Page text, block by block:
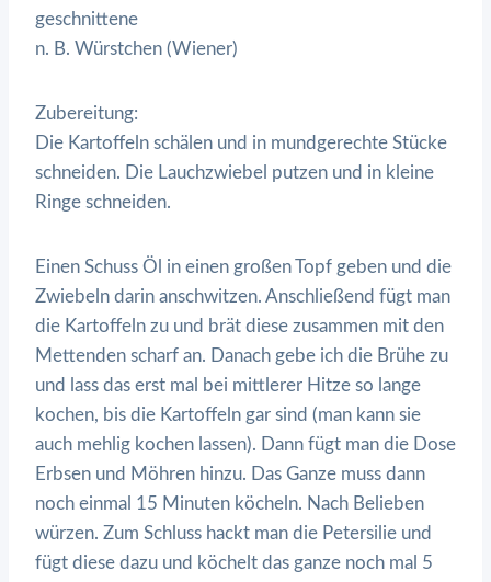
geschnittene
n. B. Würstchen (Wiener)
Zubereitung:
Die Kartoffeln schälen und in mundgerechte Stücke
schneiden. Die Lauchzwiebel putzen und in kleine
Ringe schneiden.
Einen Schuss Öl in einen großen Topf geben und die
Zwiebeln darin anschwitzen. Anschließend fügt man
die Kartoffeln zu und brät diese zusammen mit den
Mettenden scharf an. Danach gebe ich die Brühe zu
und lass das erst mal bei mittlerer Hitze so lange
kochen, bis die Kartoffeln gar sind (man kann sie
auch mehlig kochen lassen). Dann fügt man die Dose
Erbsen und Möhren hinzu. Das Ganze muss dann
noch einmal 15 Minuten köcheln. Nach Belieben
würzen. Zum Schluss hackt man die Petersilie und
fügt diese dazu und köchelt das ganze noch mal 5